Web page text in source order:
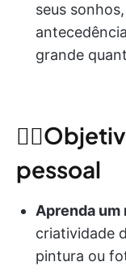
seus
grande
pessoal
Aprenda um
criatividade
pintura ou